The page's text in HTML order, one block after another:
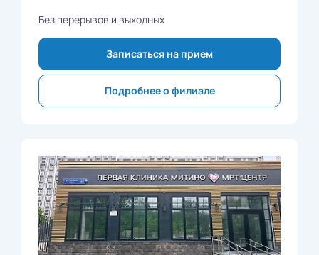
Без перерывов и выходных
Записаться на прием
Подробнее о филиале